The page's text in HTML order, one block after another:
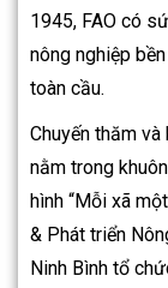
1945, FAO có
nông nghiệp
toàn cầu.
Chuyến thăm
nằm trong
hình “Mỗi xã
& Phát triển
Ninh Bình tổ